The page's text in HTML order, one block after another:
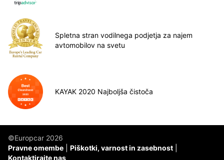
Spletna stran vodilnega podjetja za najem
avtomobilov na svetu
KAYAK 2020 Najboljša čistoča
©Europcar 2026
Pravne omembe
Piškotki, varnost in zasebnost
Kontaktirajte nas